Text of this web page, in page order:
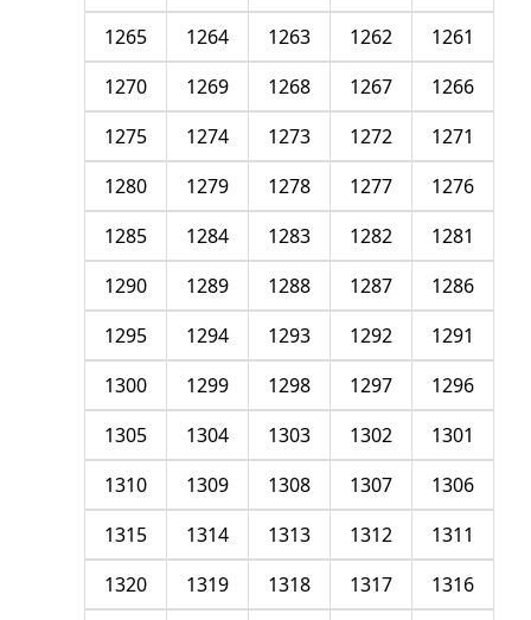
1261
1262
1263
1264
1265
1266
1267
1268
1269
1270
1271
1272
1273
1274
1275
1276
1277
1278
1279
1280
1281
1282
1283
1284
1285
1286
1287
1288
1289
1290
1291
1292
1293
1294
1295
1296
1297
1298
1299
1300
1301
1302
1303
1304
1305
1306
1307
1308
1309
1310
1311
1312
1313
1314
1315
1316
1317
1318
1319
1320